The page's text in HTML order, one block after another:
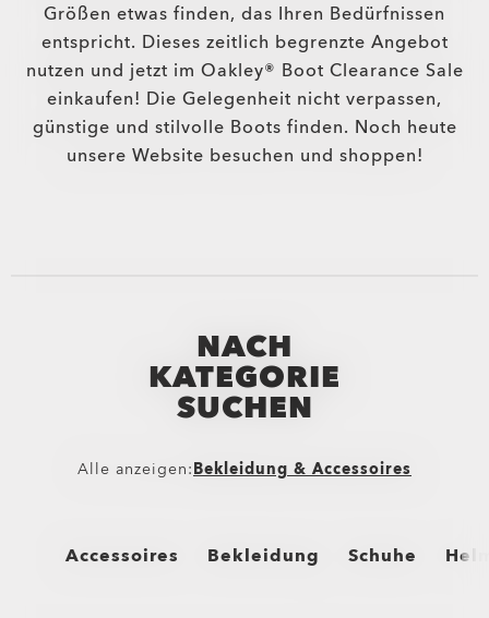
Größen etwas finden, das Ihren Bedürfnissen
entspricht. Dieses zeitlich begrenzte Angebot
nutzen und jetzt im Oakley® Boot Clearance Sale
einkaufen! Die Gelegenheit nicht verpassen,
günstige und stilvolle Boots finden. Noch heute
unsere Website besuchen und shoppen!
NACH
KATEGORIE
SUCHEN
Alle anzeigen:Bekleidung & Accessoires
Accessoires Bekleidung Schuhe